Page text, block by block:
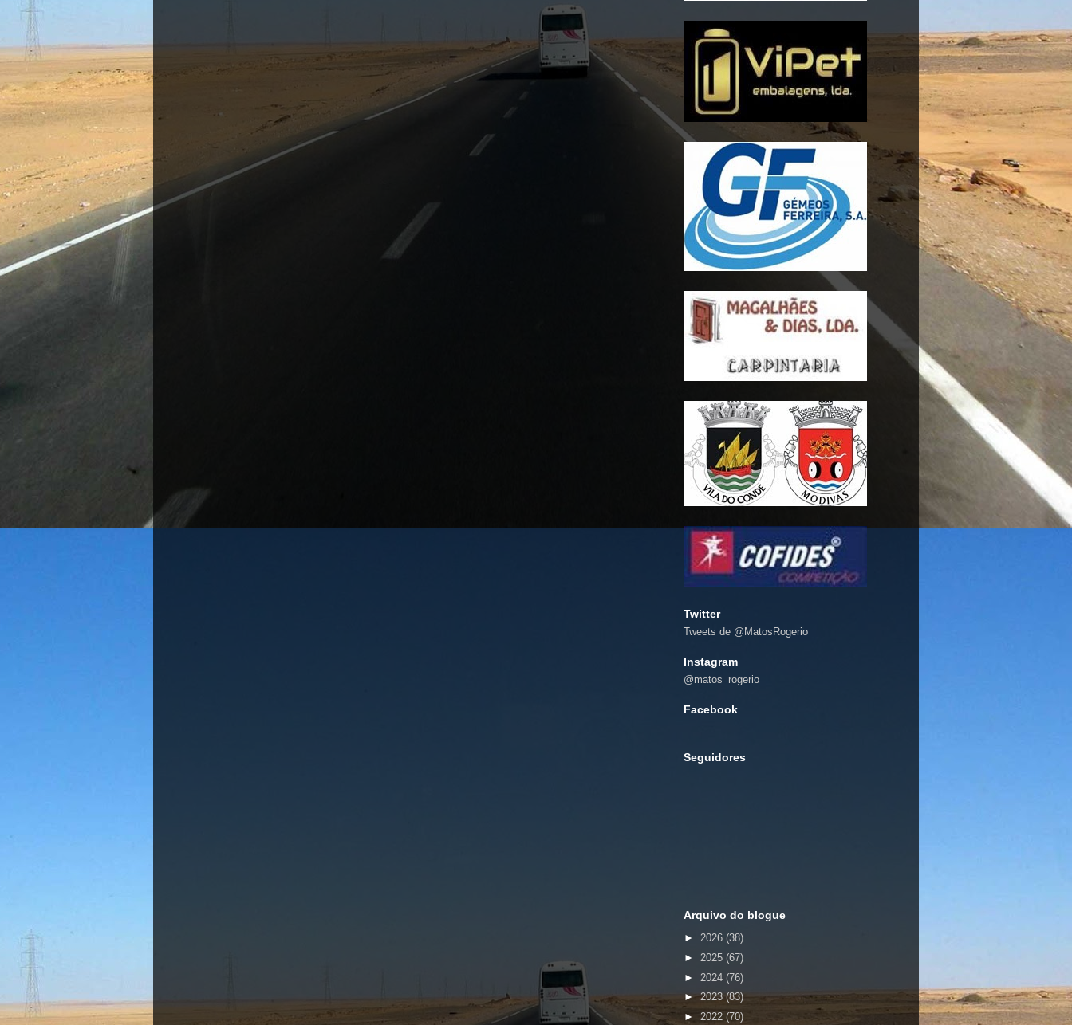
Twitter
Tweets de @MatosRogerio
Instagram
@matos_rogerio
Facebook
Seguidores
Arquivo do blogue
► 2026 (38)
► 2025 (67)
► 2024 (76)
►2023(83)
► 2022 (70)